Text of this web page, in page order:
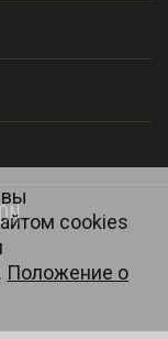
cookies
Положение о